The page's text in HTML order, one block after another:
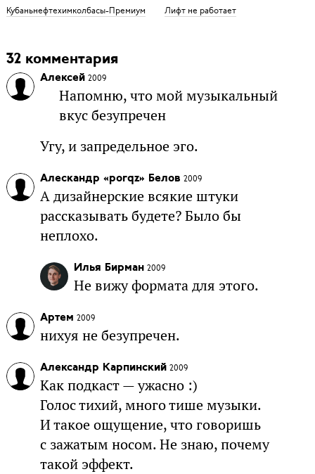
Кубаньнефтехимколбасы-Премиум Лифт не работает
32 комментария
Алексей 2009
Напомню, что мой музыкальный
вкус безупречен
Угу, и запредельное эго.
Алескандр «porqz» Белов 2009
А дизайнерские всякие штуки
рассказывать будете? Было бы
неплохо.
Илья Бирман 2009
Не вижу формата для этого.
Артем 2009
нихуя не безупречен.
Александр Карпинский 2009
Как подкаст — ужасно :)
Голос тихий, много тише музыки.
И такое ощущение, что говоришь
с зажатым носом. Не знаю, почему
такой эффект.